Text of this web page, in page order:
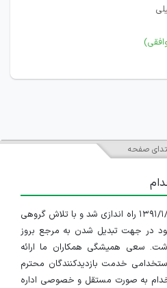
صفحه
سایت ایران استخدام در تاریخ ۱۳۹۱/۱/۱۰ راه اندازی شد و با تلاش گروهی
در جهت تبدیل شدن به مرجع بروز
سعی همیشگی همکاران ما ارائه
خدمت بازدیدکنندگان محترم
به صورت مستقل و خصوصی اداره